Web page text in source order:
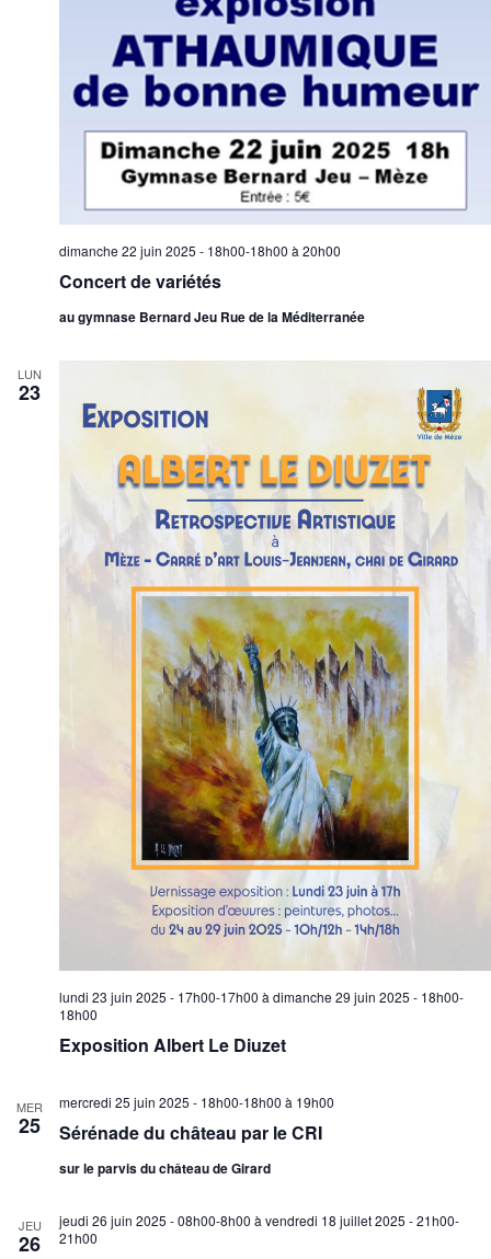
Concert de variétés
dimanche 22 juin 2025 - 18h00-18h00 à 20h00
au gymnase Bernard Jeu Rue de la Méditerranée
LUN
23
Exposition Albert Le Diuzet
lundi 23 juin 2025 - 17h00-17h00 à dimanche 29 juin 2025 - 18h00-
18h00
MER
25 Sérénade du château par le CRI
mercredi 25 juin 2025 - 18h00-18h00 à 19h00
sur le parvis du château de Girard
JEU
26
jeudi 26 juin 2025 - 08h00-8h00 à vendredi 18 juillet 2025 - 21h00-
21h00